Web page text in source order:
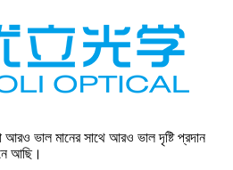
আরও ভাল মানের সাথে আরও ভাল দৃষ্টি প্রদান
আছি।